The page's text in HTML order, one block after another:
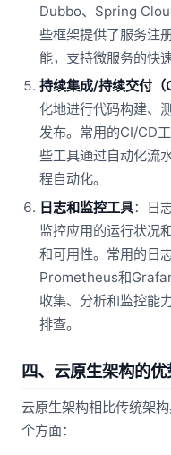
Dubbo、Spring
些框架提供了服务注
能，支持微服务的快
持续集成/持续交付（
化地进行代码构建、
发布。常用的CI/CD
些工具通过自动化流
程自动化。
日志和监控工具：日
监控应用的运行状况
和可用性。常用的日
Prometheus和
收集、分析和监控能
排查。
四、云原生架构的优
云原生架构相比传统架
个方面：